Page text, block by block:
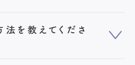
法を教えてくださ